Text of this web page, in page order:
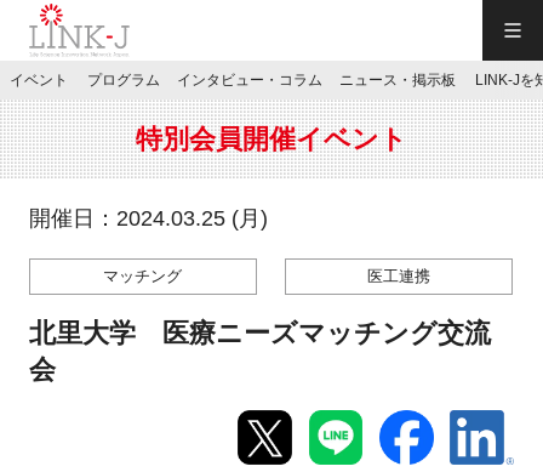
JP／EN
特別会員専用メニュー
施設ご予約
イベント プログラム インタビュー・コラム ニュース・掲示板 LINK-Jを
特別会員開催イベント
開催日：2024.03.25 (月)
マッチング 医工連携
北里大学 医療ニーズマッチング交流
会